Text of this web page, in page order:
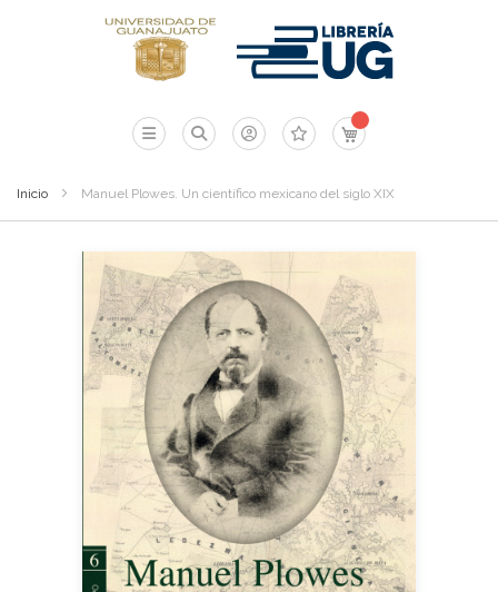
Mi carrito
Inicio Manuel Plowes. Un científico mexicano del siglo XIX